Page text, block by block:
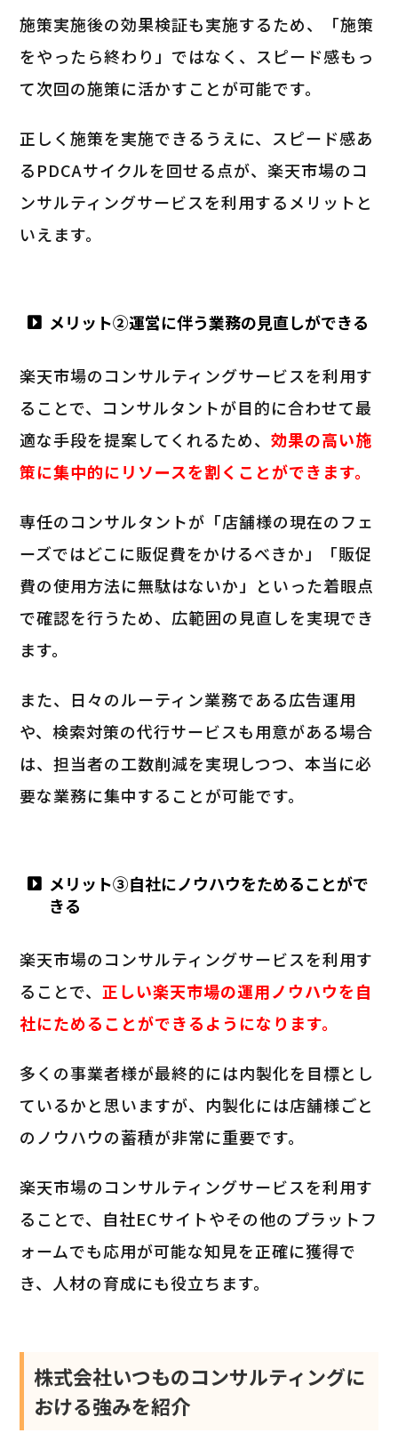
施策実施後の効果検証も実施するため、「施策
をやったら終わり」ではなく、スピード感もっ
て次回の施策に活かすことが可能です。
正しく施策を実施できるうえに、スピード感あ
るPDCAサイクルを回せる点が、楽天市場のコ
ンサルティングサービスを利用するメリットと
いえます。
メリット②運営に伴う業務の見直しができる
楽天市場のコンサルティングサービスを利用す
ることで、コンサルタントが目的に合わせて最
適な手段を提案してくれるため、効果の高い施
策に集中的にリソースを割くことができます。
専任のコンサルタントが「店舗様の現在のフェ
ーズではどこに販促費をかけるべきか」「販促
費の使用方法に無駄はないか」といった着眼点
で確認を行うため、広範囲の見直しを実現でき
ます。
また、日々のルーティン業務である広告運用
や、検索対策の代行サービスも用意がある場合
は、担当者の工数削減を実現しつつ、本当に必
要な業務に集中することが可能です。
メリット③自社にノウハウをためることがで
きる
楽天市場のコンサルティングサービスを利用す
ることで、正しい楽天市場の運用ノウハウを自
社にためることができるようになります。
多くの事業者様が最終的には内製化を目標とし
ているかと思いますが、内製化には店舗様ごと
のノウハウの蓄積が非常に重要です。
楽天市場のコンサルティングサービスを利用す
ることで、自社ECサイトやその他のプラットフ
ォームでも応用が可能な知見を正確に獲得で
き、人材の育成にも役立ちます。
株式会社いつものコンサルティングに
おける強みを紹介